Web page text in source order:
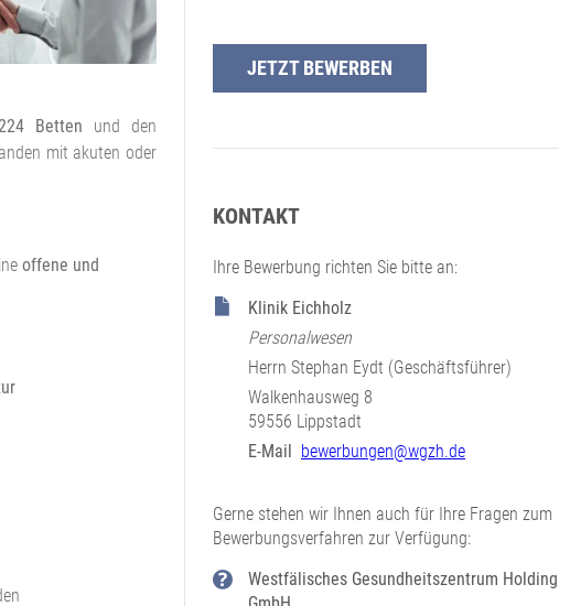
JETZT BEWERBEN
KONTAKT
Ihre Bewerbung richten Sie bitte an:
Klinik Eichholz
Personalwesen
Herrn Stephan Eydt (Geschäftsführer)
Walkenhausweg 8
59556 Lippstadt
E-Mail bewerbungen@wgzh.de
Gerne stehen wir Ihnen auch für Ihre Fragen zum
Bewerbungsverfahren zur Verfügung:
Westfälisches Gesundheitszentrum Holding
Betten und den
mit akuten oder
offene und